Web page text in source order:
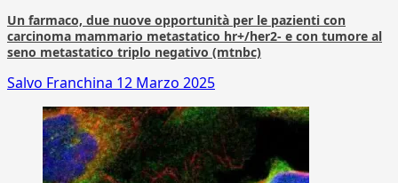
Un farmaco, due nuove opportunità per le pazienti con
carcinoma mammario metastatico hr+/her2- e con tumore al
seno metastatico triplo negativo (mtnbc)
Salvo Franchina 12 Marzo 2025